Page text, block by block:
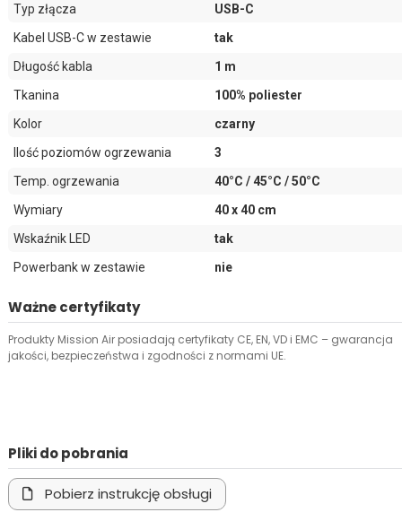
Typ złącza
USB-C
Kabel USB-C w zestawie
tak
Długość kabla
1 m
Tkanina
100% poliester
Kolor
czarny
Ilość poziomów ogrzewania
3
Temp. ogrzewania
40°C / 45°C / 50°C
Wymiary
40 x 40 cm
Wskaźnik LED
tak
Powerbank w zestawie
nie
Ważne certyfikaty
Produkty Mission Air posiadają certyfikaty CE, EN, VD i EMC – gwarancja
jakości, bezpieczeństwa i zgodności z normami UE.
Pliki do pobrania
Pobierz instrukcję obsługi